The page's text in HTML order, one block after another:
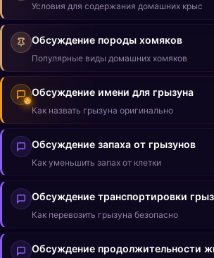
Условия для содержания домашних крыс
Обсуждение породы хомяков
Популярные виды домашних хомяков
Обсуждение имени для грызуна
Как назвать грызуна оригинально
Обсуждение запаха от грызунов
Как уменьшить запах от клетки
Обсуждение транспортировки
Как перевозить грызуна безопасно
Обсуждение продолжительности